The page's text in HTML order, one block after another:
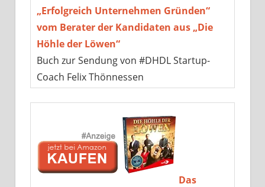
„Erfolgreich Unternehmen Gründen“
vom Berater der Kandidaten aus „Die
Höhle der Löwen“
Buch zur Sendung von #DHDL Startup-
Coach Felix Thönnessen
Das